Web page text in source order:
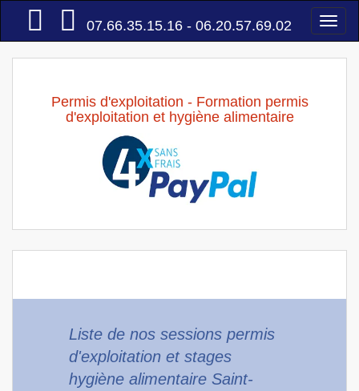
Accueil
07.66.35.15.16 - 06.20.57.69.02
Permis d'exploitation - Formation permis
d'exploitation et hygiène alimentaire
Liste de nos sessions permis
d'exploitation et stages
hygiène alimentaire Saint-